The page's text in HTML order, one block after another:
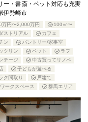
ー・書斎・ペット対応も充実
伊勢崎市
万円〜2,000万円
100㎡〜
ストリアル
カフェ
ン
パントリー/家事室
クリン
ペット
ラフ
テージ
中古買ってリノベ
子どもが遊べる
ク間取り
戸建て
ークスペース
群馬エリア